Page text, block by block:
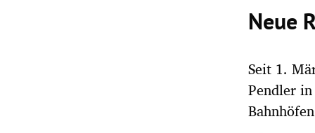
Neue
Seit 1.
Pendler